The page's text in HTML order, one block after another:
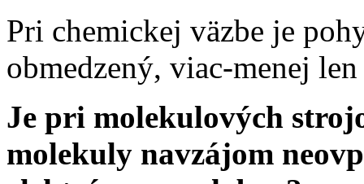
Pri chemickej väzbe je
obmedzený, viac-menej
Je pri molekulových
molekuly navzájom